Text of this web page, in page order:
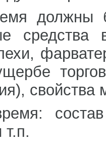
должны
свойства
т.п.